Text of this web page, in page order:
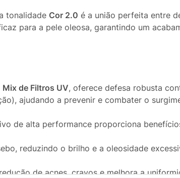
tonalidade Cor 2.0 é a união perfeita entre
para a pele oleosa, garantindo um
Mix de Filtros UV, oferece defesa robusta
ajudando a prevenir e combater o
de alta performance proporciona
reduzindo o brilho e a oleosidade
de acnes, cravos e melhora a